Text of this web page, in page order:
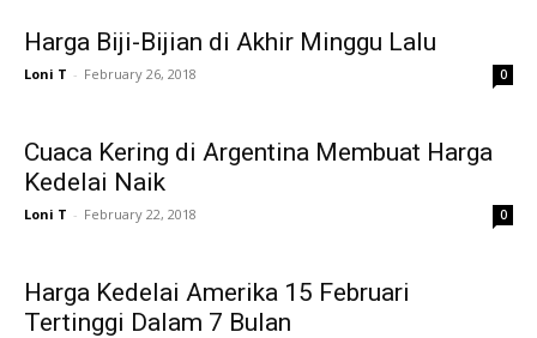
Harga Biji-Bijian di Akhir Minggu Lalu
Loni T - February 26, 2018 0
Cuaca Kering di Argentina Membuat Harga
Kedelai Naik
Loni T - February 22, 2018 0
Harga Kedelai Amerika 15 Februari
Tertinggi Dalam 7 Bulan